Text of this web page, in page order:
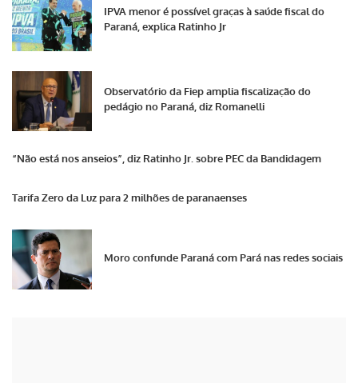
IPVA menor é possível graças à saúde fiscal do
Paraná, explica Ratinho Jr
Observatório da Fiep amplia fiscalização do
pedágio no Paraná, diz Romanelli
“Não está nos anseios”, diz Ratinho Jr. sobre PEC da Bandidagem
Tarifa Zero da Luz para 2 milhões de paranaenses
Moro confunde Paraná com Pará nas redes sociais